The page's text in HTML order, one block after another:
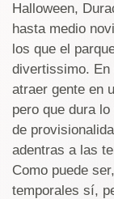
Halloween,
hasta medio
los que el
divertissimo. En
atraer gente en
pero que dura
de
adentras a las
Como puede
temporales sí,